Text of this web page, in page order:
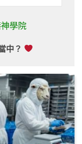
學院
中？